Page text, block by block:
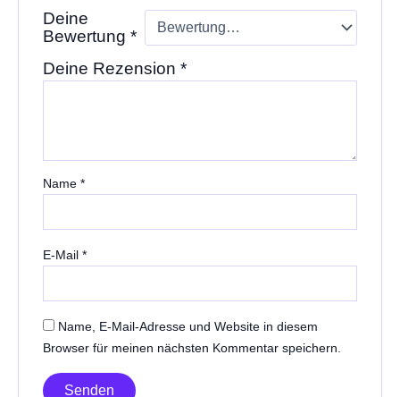
Deine
Bewertung *
Deine Rezension *
Name *
E-Mail *
Name, E-Mail-Adresse und Website in diesem
Browser für meinen nächsten Kommentar speichern.